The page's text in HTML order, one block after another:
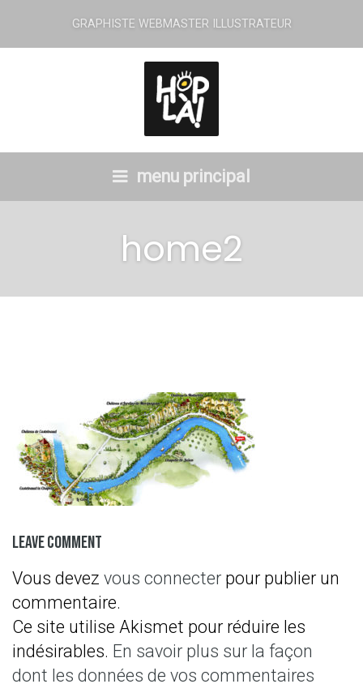
GRAPHISTE WEBMASTER ILLUSTRATEUR
menu principal
home2
Leave Comment
Vous devez vous connecter pour publier un
commentaire.
Ce site utilise Akismet pour réduire les
indésirables. En savoir plus sur la façon
dont les données de vos commentaires